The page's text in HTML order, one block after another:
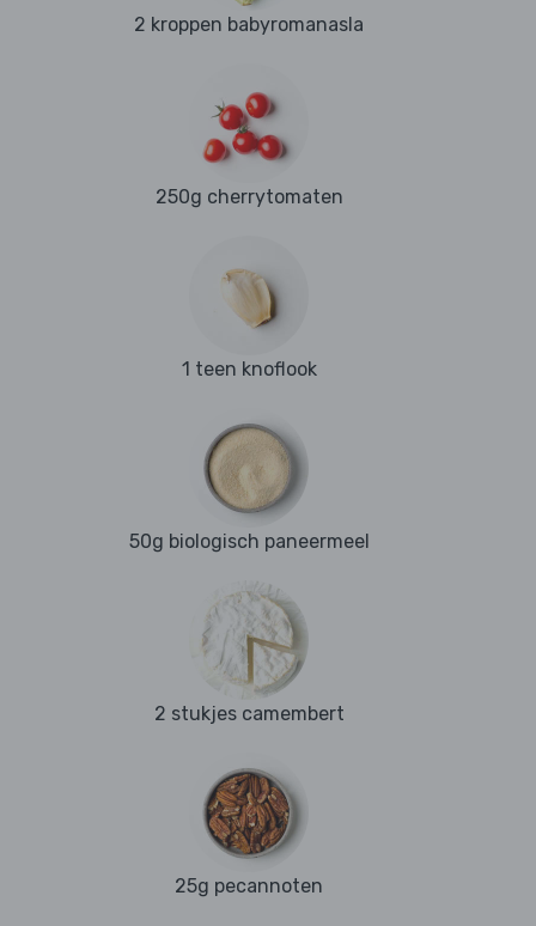
2 kroppen babyromanasla
250g cherrytomaten
1 teen knoflook
50g biologisch paneermeel
2 stukjes camembert
25g pecannoten